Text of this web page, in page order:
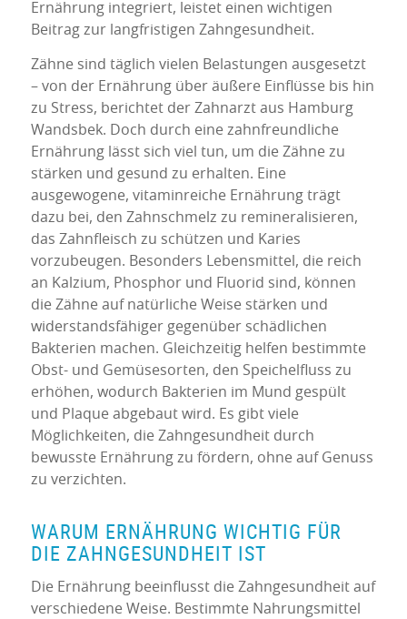
Ernährung integriert, leistet einen wichtigen
Beitrag zur langfristigen Zahngesundheit.
Zähne sind täglich vielen Belastungen ausgesetzt
– von der Ernährung über äußere Einflüsse bis hin
zu Stress, berichtet der Zahnarzt aus Hamburg
Wandsbek. Doch durch eine zahnfreundliche
Ernährung lässt sich viel tun, um die Zähne zu
stärken und gesund zu erhalten. Eine
ausgewogene, vitaminreiche Ernährung trägt
dazu bei, den Zahnschmelz zu remineralisieren,
das Zahnfleisch zu schützen und Karies
vorzubeugen. Besonders Lebensmittel, die reich
an Kalzium, Phosphor und Fluorid sind, können
die Zähne auf natürliche Weise stärken und
widerstandsfähiger gegenüber schädlichen
Bakterien machen. Gleichzeitig helfen bestimmte
Obst- und Gemüsesorten, den Speichelfluss zu
erhöhen, wodurch Bakterien im Mund gespült
und Plaque abgebaut wird. Es gibt viele
Möglichkeiten, die Zahngesundheit durch
bewusste Ernährung zu fördern, ohne auf Genuss
zu verzichten.
WARUM ERNÄHRUNG WICHTIG FÜR
DIE ZAHNGESUNDHEIT IST
Die Ernährung beeinflusst die Zahngesundheit auf
verschiedene Weise. Bestimmte Nahrungsmittel